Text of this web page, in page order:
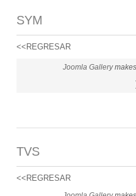
SYM
<<REGRESAR
Joomla Gallery
TVS
<<REGRESAR